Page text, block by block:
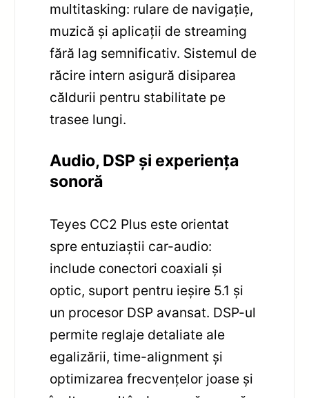
multitasking: rulare de navigație,
muzică și aplicații de streaming
fără lag semnificativ. Sistemul de
răcire intern asigură disiparea
căldurii pentru stabilitate pe
trasee lungi.
Audio, DSP și experiența
sonoră
Teyes CC2 Plus este orientat
spre entuziaștii car-audio:
include conectori coaxiali și
optic, suport pentru ieșire 5.1 și
un procesor DSP avansat. DSP-ul
permite reglaje detaliate ale
egalizării, time-alignment și
optimizarea frecvențelor joase și